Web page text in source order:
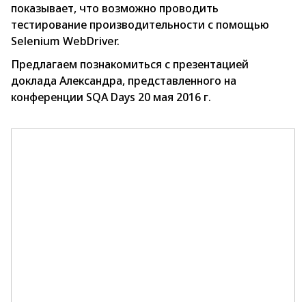
показывает, что возможно проводить
тестирование производительности с помощью
Selenium WebDriver.
Предлагаем познакомиться с презентацией
доклада Александра, представленного на
конференции SQA Days 20 мая 2016 г.